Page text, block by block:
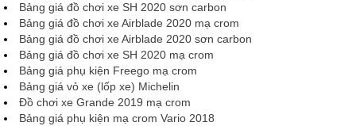
Bảng giá đồ chơi xe SH 2020 sơn carbon
Bảng giá đồ chơi xe Airblade 2020 mạ crom
Bảng giá đồ chơi xe Airblade 2020 sơn carbon
Bảng giá đồ chơi xe SH 2020 mạ crom
Bảng giá phụ kiện Freego mạ crom
Bảng giá vỏ xe (lốp xe) Michelin
Đồ chơi xe Grande 2019 mạ crom
Bảng giá phụ kiện mạ crom Vario 2018